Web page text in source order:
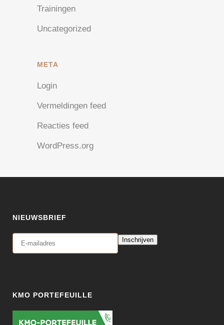
Trainingen
Uncategorized
META
Login
Vermeldingen feed
Reacties feed
WordPress.org
NIEUWSBRIEF
Inschrijven
KMO PORTEFEUILLE